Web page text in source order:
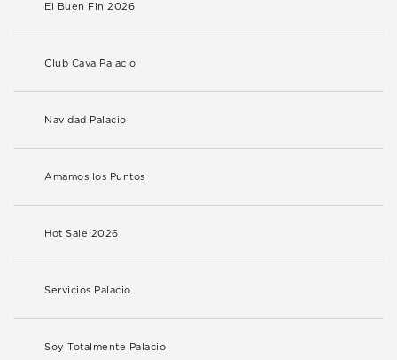
El Buen Fin 2026
Club Cava Palacio
Navidad Palacio
Amamos los Puntos
Hot Sale 2026
Servicios Palacio
Soy Totalmente Palacio